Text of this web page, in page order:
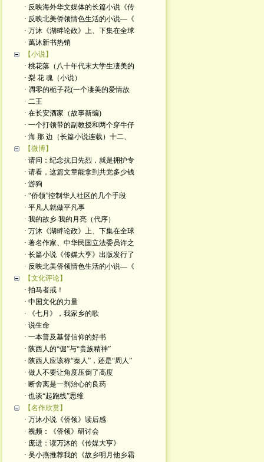
· 反映海外华文媒体的长篇小说《传
· 反映北美侨领情色生活的小说—《
· 万沐《湖畔论政》上、下集在全球
· 萬沐新书热销
【小说】
· 桃花落（八十年代末大学生凄美的
· 梨 花 魂（小说）
· 凋零的栀子花(一个凄美的爱情故
· 二王
· 在长安酒家（故事新编)
· 一个打领带的副教授和两个穿牛仔
· 海 那 边（长篇小说连载）十二、
【微博】
· 请问：纪念抗日先烈，就是拥护专
· 请看，这篇文章能拿到共党多少钱
· 游狗
· “侨领”控制华人社区的几个手段
· 平凡人就做平凡事
· 我的故乡 我的月亮（代序）
· 万沐《湖畔论政》上、下集在全球
· 著名作家、中华民国立法委员许之
· 长篇小说《传媒大亨》出版发行了
· 反映北美侨领情色生活的小说—《
【文化评论】
· 拍马者戒！
· 中国文化的力量
· 《七月》，我家乡的歌
· 说生命
· 一本普及基督信仰的好书
· 陕西人的“倔”与“贵族精神”
· 陕西人应该称“秦人”，还是“周人”
· 做人不要让角度压倒了高度
· 断舍离是一剂治心的良药
· 也谈“起跑线”思维
【名作欣赏】
· 万沐小说《侨领》读后感
· 视频：《侨领》研讨会
· 庞进：读万沐的《传媒大亨》
· 吴小燕推荐我的《故乡明月他乡霜